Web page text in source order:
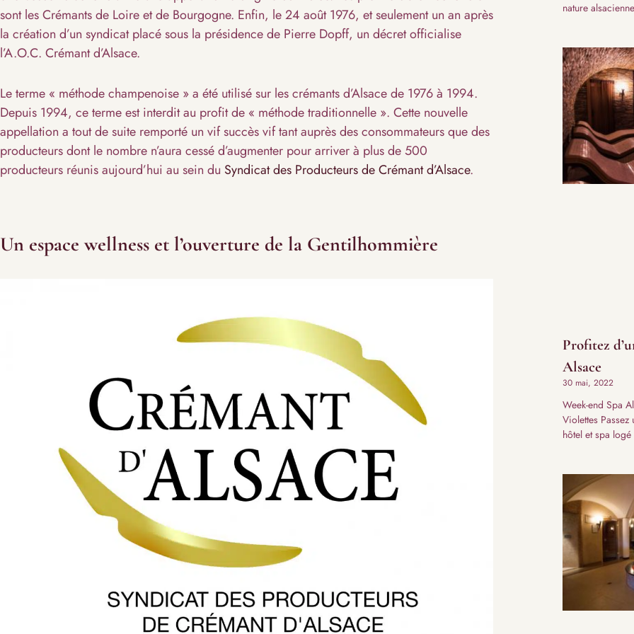
sont les Crémants de Loire et de Bourgogne. Enfin, le 24 août 1976, et seulement un an après
la création d’un syndicat placé sous la présidence de Pierre Dopff, un décret officialise
l’A.O.C. Crémant d’Alsace.
Le terme « méthode champenoise » a été utilisé sur les crémants d’Alsace de 1976 à 1994.
Depuis 1994, ce terme est interdit au profit de « méthode traditionnelle ». Cette nouvelle
appellation a tout de suite remporté un vif succès vif tant auprès des consommateurs que des
producteurs dont le nombre n’aura cessé d’augmenter pour arriver à plus de 500
producteurs réunis aujourd’hui au sein du Syndicat des Producteurs de Crémant d’Alsace.
Un espace wellness et l’ouverture de la Gentilhommière
nature
Profitez
Alsace
30 mai, 2022
Week-end Spa
Violettes Passez
hôtel et spa